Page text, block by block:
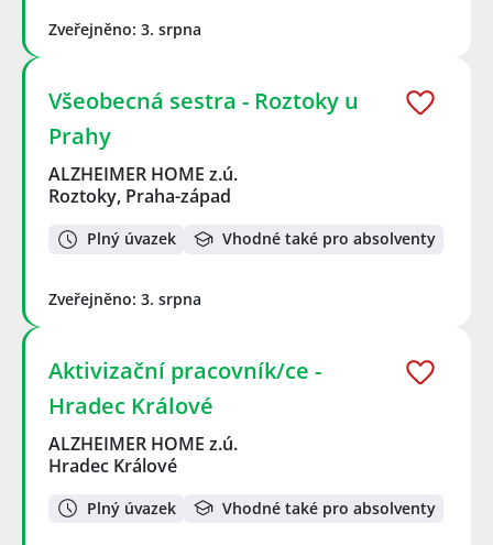
Zveřejněno: 3. srpna
Všeobecná sestra - Roztoky u
Prahy
ALZHEIMER HOME z.ú.
Roztoky, Praha-západ
Plný úvazek Vhodné také pro absolventy
Zveřejněno: 3. srpna
Aktivizační pracovník/ce -
Hradec Králové
ALZHEIMER HOME z.ú.
Hradec Králové
Plný úvazek Vhodné také pro absolventy